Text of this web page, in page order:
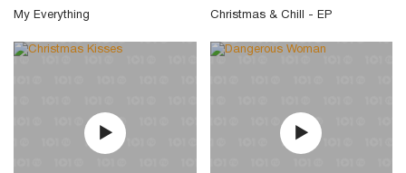
My Everything Christmas & Chill - EP